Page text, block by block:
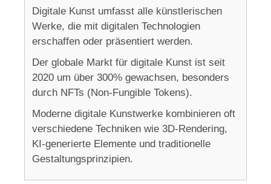
Digitale Kunst umfasst alle künstlerischen
Werke, die mit digitalen Technologien
erschaffen oder präsentiert werden.
Der globale Markt für digitale Kunst ist seit
2020 um über 300% gewachsen, besonders
durch NFTs (Non-Fungible Tokens).
Moderne digitale Kunstwerke kombinieren oft
verschiedene Techniken wie 3D-Rendering,
KI-generierte Elemente und traditionelle
Gestaltungsprinzipien.